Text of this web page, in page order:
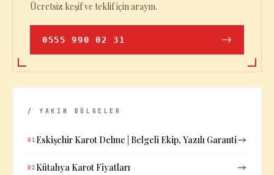
Ücretsiz keşif ve teklif için arayın.
0555 990 02 31
/ YAKIN BÖLGELER
01 Eskişehir Karot Delme | Belgeli Ekip, Yazılı Garanti
02 Kütahya Karot Fiyatları